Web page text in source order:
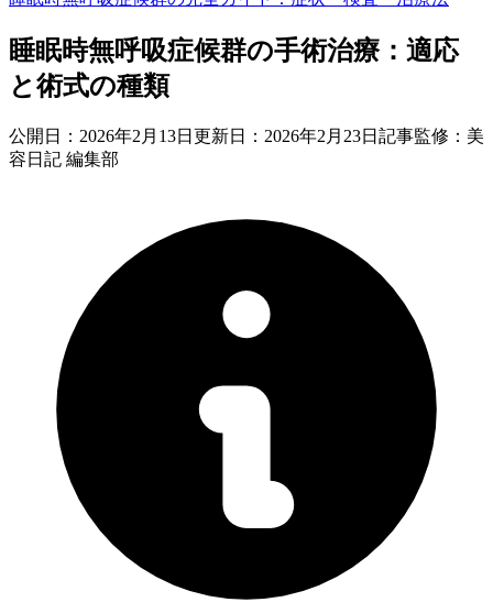
睡眠時無呼吸症候群の手術治療：適応
と術式の種類
公開日： 2026年2月13日 更新日： 2026年2月23日 記事監修：美
容日記 編集部